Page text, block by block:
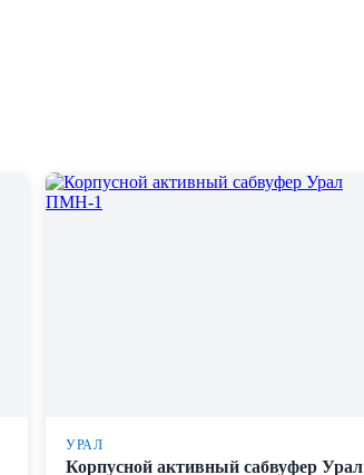
УРАЛ
Корпусной активный сабвуфер Урал